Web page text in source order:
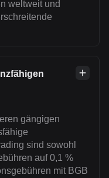
weltweit und
gängigen
sind sowohl
auf 0,1 %
mit BGB